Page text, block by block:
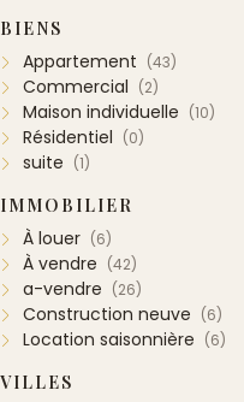
BIENS
Appartement (43)
Commercial (2)
Maison individuelle (10)
Résidentiel (0)
suite (1)
IMMOBILIER
À louer (6)
À vendre (42)
a-vendre (26)
Construction neuve (6)
Location saisonnière (6)
VILLES